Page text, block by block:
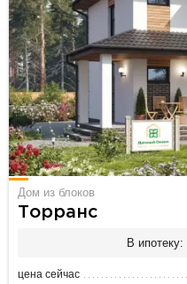
Дом из блоков
Торранс
В ипотеку:
цена сейчас